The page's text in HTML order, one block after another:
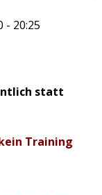
- 20:25
statt
Training